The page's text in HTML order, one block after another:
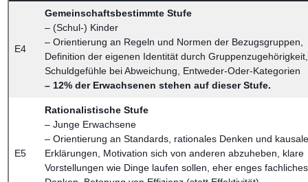
E4
Gemeinschaftsbestimmte Stufe
– (Schul-) Kinder
– Orientierung an Regeln und Normen der Bezugsgruppen,
Definition der eigenen Identität durch Gruppenzugehörigkeit,
Schuldgefühle bei Abweichung, Entweder-Oder-Kategorien
– 12% der Erwachsenen stehen auf dieser Stufe.
E5
Rationalistische Stufe
– Junge Erwachsene
– Orientierung an Standards, rationales Denken und kausale
Erklärungen, Motivation sich von anderen abzuheben, klare
Vorstellungen wie Dinge laufen sollen, eher enges fachliches